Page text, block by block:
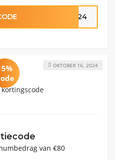
1024
van €80
OKTOBER 16, 2024